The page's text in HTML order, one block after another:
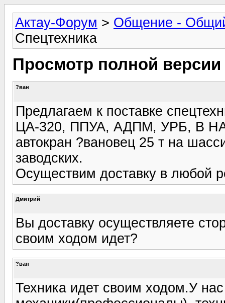
Актау-Форум > Общение -
Спецтехника
Просмотр полной
?ван
Предлагаем к поставке
ЦА-320, ППУА, АДПМ, УРБ, В
автокран ?вановец 25 т на
заводских.
Осуществим доставку в любой
Дмитрий
Вы доставку осуществляете
своим ходом идет?
?ван
Техника идет своим ходом.У